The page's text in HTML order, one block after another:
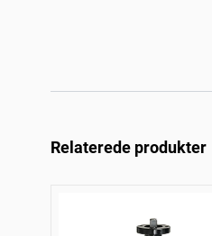
Relaterede produkter